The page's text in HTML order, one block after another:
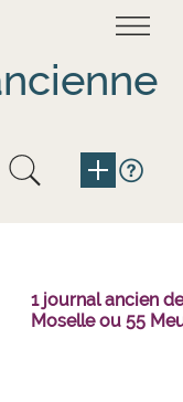
1 journal ancien
Moselle ou 55